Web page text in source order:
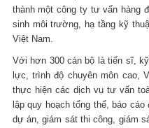
thành một công ty tư vấn hàng
sinh môi trường, hạ tầng kỹ
Việt Nam.
Với hơn 300 cán bộ là tiến sĩ,
lực, trình độ chuyên môn cao,
thực hiện các dịch vụ tư vấn
lập quy hoạch tổng thể, báo
dự án, giám sát thi công, giám